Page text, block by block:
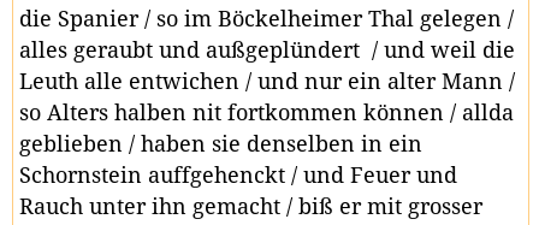
die Spanier / so im Böckelheimer Thal gelegen /
alles geraubt und außgeplündert / und weil die
Leuth alle entwichen / und nur ein alter Mann /
so Alters halben nit fortkommen können / allda
geblieben / haben sie denselben in ein
Schornstein auffgehenckt / und Feuer und
Rauch unter ihn gemacht / biß er mit grosser